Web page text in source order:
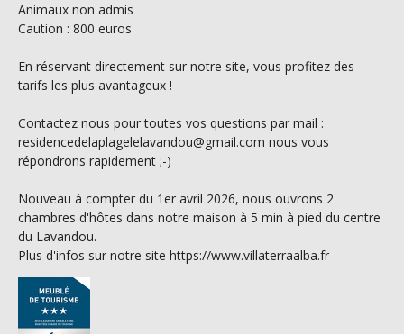
Animaux non admis
Caution : 800 euros
En réservant directement sur notre site, vous profitez des
tarifs les plus avantageux !
Contactez nous pour toutes vos questions par mail :
residencedelaplagelelavandou@gmail.com nous vous
répondrons rapidement ;-)
Nouveau à compter du 1er avril 2026, nous ouvrons 2
chambres d'hôtes dans notre maison à 5 min à pied du centre
du Lavandou.
Plus d'infos sur notre site https://www.villaterraalba.fr